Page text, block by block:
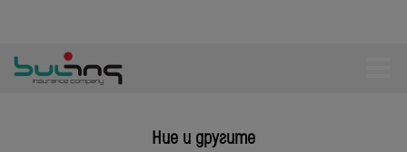
Ние и другите